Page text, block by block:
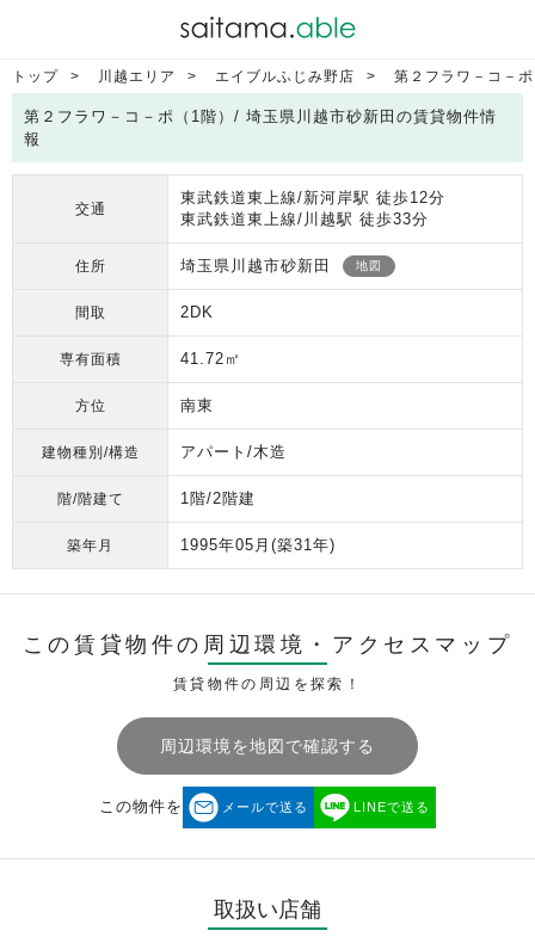
トップ 川越エリア エイブルふじみ野店 第２フラワ－コ－
第２フラワ－コ－ポ（1階）/ 埼玉県川越市砂新田の賃貸物件情
報
交通
東武鉄道東上線/新河岸駅 徒歩12分
東武鉄道東上線/川越駅 徒歩33分
住所 埼玉県川越市砂新田 地図
間取 2DK
専有面積 41.72㎡
方位 南東
建物種別/構造 アパート/木造
階/階建て 1階/2階建
築年月 1995年05月 (築31年)
この賃貸物件の周辺環境・ アクセスマップ
賃貸物件の周辺を探索！
周辺環境を地図で確認する
この物件を メールで送る LINEで送る
取扱い店舗